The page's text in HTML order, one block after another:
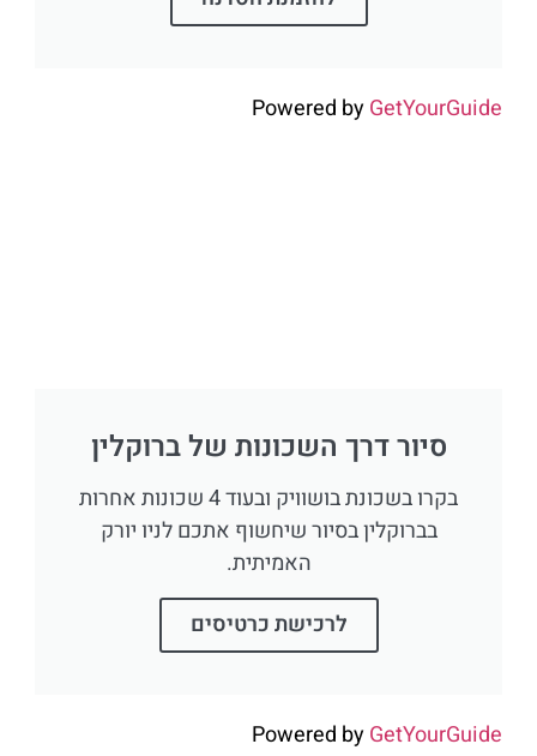
Powered byGetYourGuide
סיור דרך השכונות של ברוקלין
בקרו בשכונת בושוויק ובעוד 4 שכונות אחרות
בברוקלין בסיור שיחשוף אתכם לניו יורק
האמיתית.
לרכישת כרטיסים
Powered byGetYourGuide